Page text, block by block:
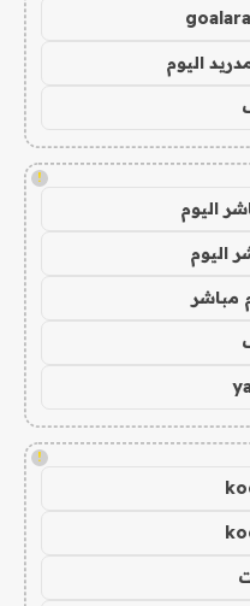
اليوم
!
اليوم
اليوم
مباشر
!